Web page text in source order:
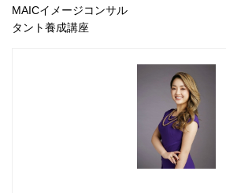
MAICイメージコンサル
タント養成講座